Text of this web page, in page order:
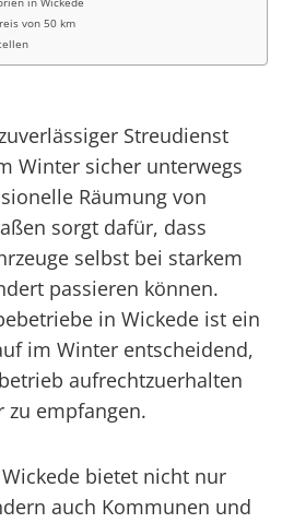
von 50 km
Streudienst
Winter sicher unterwegs
Räumung von
sorgt dafür, dass
selbst bei starkem
passieren können.
in Wickede ist ein
im Winter entscheidend,
aufrechtzuerhalten
zu empfangen.
bietet nicht nur
auch Kommunen und